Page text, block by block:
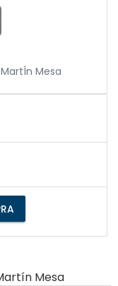
Mesa
Mesa